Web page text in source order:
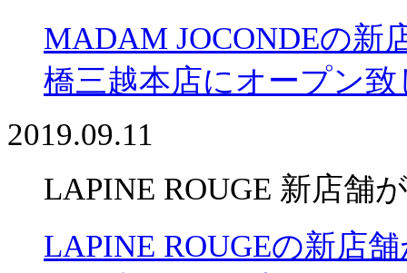
MADAM JOCONDEの新
橋三越本店にオープン
2019.09.11
LAPINE ROUGE 新店舗
LAPINE ROUGEの新店